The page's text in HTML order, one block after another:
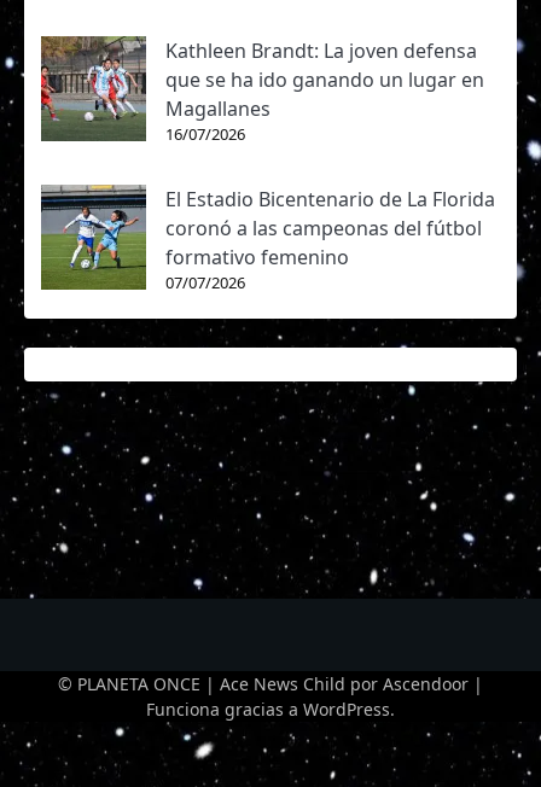
Kathleen Brandt: La joven defensa
que se ha ido ganando un lugar en
Magallanes
16/07/2026
El Estadio Bicentenario de La Florida
coronó a las campeonas del fútbol
formativo femenino
07/07/2026
© PLANETA ONCE | Ace News Child por Ascendoor |
Funciona gracias a WordPress.